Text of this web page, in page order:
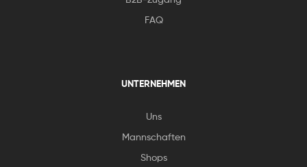
FAQ
UNTERNEHMEN
Uns
Mannschaften
Shops